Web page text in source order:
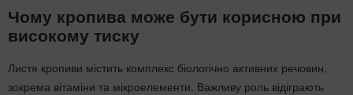
Чому кропива може бути корисною при
високому тиску
Листя кропиви містить комплекс біологічно активних речовин,
зокрема вітаміни та мікроелементи. Важливу роль відіграють